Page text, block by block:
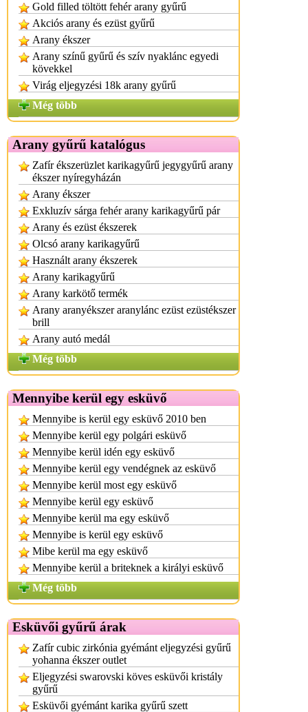
Gold filled töltött fehér arany gyűrű
Akciós arany és ezüst gyűrű
Arany ékszer
Arany színű gyűrű és szív nyaklánc egyedi
kövekkel
Virág eljegyzési 18k arany gyűrű
Még több
Arany gyűrű katalógus
Zafír ékszerüzlet karikagyűrű jegygyűrű arany
ékszer nyíregyházán
Arany ékszer
Exkluzív sárga fehér arany karikagyűrű pár
Arany és ezüst ékszerek
Olcsó arany karikagyűrű
Használt arany ékszerek
Arany karikagyűrű
Arany karkötő termék
Arany aranyékszer aranylánc ezüst ezüstékszer
brill
Arany autó medál
Még több
Mennyibe kerül egy esküvő
Mennyibe is kerül egy esküvő 2010 ben
Mennyibe kerül egy polgári esküvő
Mennyibe kerül idén egy esküvő
Mennyibe kerül egy vendégnek az esküvő
Mennyibe kerül most egy esküvő
Mennyibe kerül egy esküvő
Mennyibe kerül ma egy esküvő
Mennyibe is kerül egy esküvő
Mibe kerül ma egy esküvő
Mennyibe kerül a briteknek a királyi esküvő
Még több
Esküvői gyűrű árak
Zafír cubic zirkónia gyémánt eljegyzési gyűrű
yohanna ékszer outlet
Eljegyzési swarovski köves esküvői kristály
gyűrű
Esküvői gyémánt karika gyűrű szett